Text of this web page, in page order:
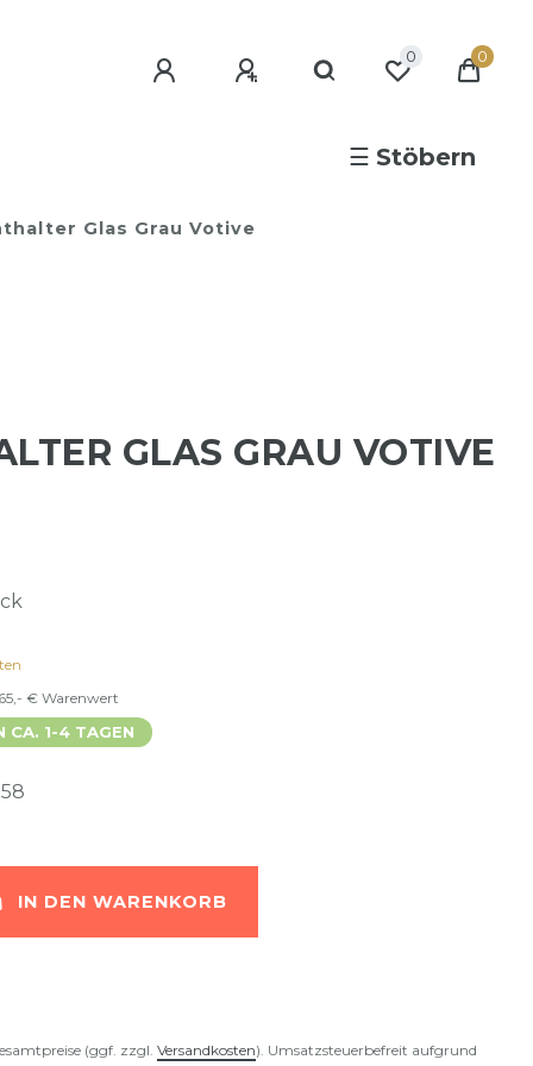
0
0
☰ Stöbern
Glas Grau Votive
GLAS GRAU VOTIVE
€ Warenwert
CA. 1-4 TAGEN
IN DEN WARENKORB
(ggf. zzgl. Versandkosten). Umsatzsteuerbefreit aufgrund